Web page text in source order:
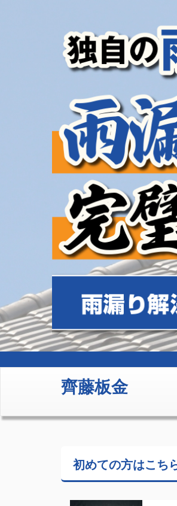
齊藤板金
初めての方はこち